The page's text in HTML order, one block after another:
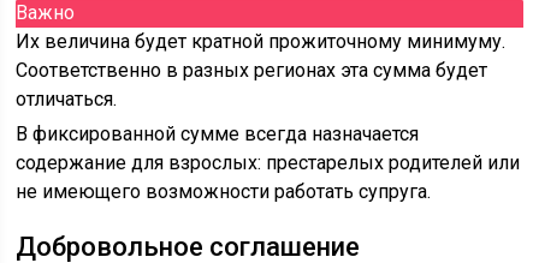
Важно
Их величина будет кратной прожиточному минимуму.
Соответственно в разных регионах эта сумма будет
отличаться.
В фиксированной сумме всегда назначается
содержание для взрослых: престарелых родителей или
не имеющего возможности работать супруга.
Добровольное соглашение